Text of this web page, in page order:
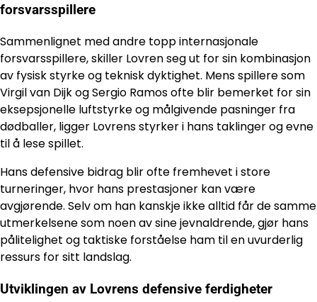
forsvarsspillere
Sammenlignet med andre topp internasjonale
forsvarsspillere, skiller Lovren seg ut for sin kombinasjon
av fysisk styrke og teknisk dyktighet. Mens spillere som
Virgil van Dijk og Sergio Ramos ofte blir bemerket for sin
eksepsjonelle luftstyrke og målgivende pasninger fra
dødballer, ligger Lovrens styrker i hans taklinger og evne
til å lese spillet.
Hans defensive bidrag blir ofte fremhevet i store
turneringer, hvor hans prestasjoner kan være
avgjørende. Selv om han kanskje ikke alltid får de samme
utmerkelsene som noen av sine jevnaldrende, gjør hans
pålitelighet og taktiske forståelse ham til en uvurderlig
ressurs for sitt landslag.
Utviklingen av Lovrens defensive ferdigheter